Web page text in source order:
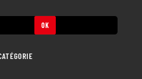
OK